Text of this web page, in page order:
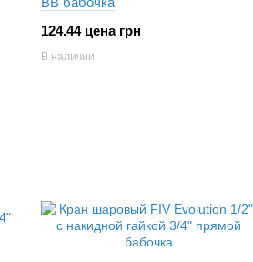
124.44 цена грн
В наличии